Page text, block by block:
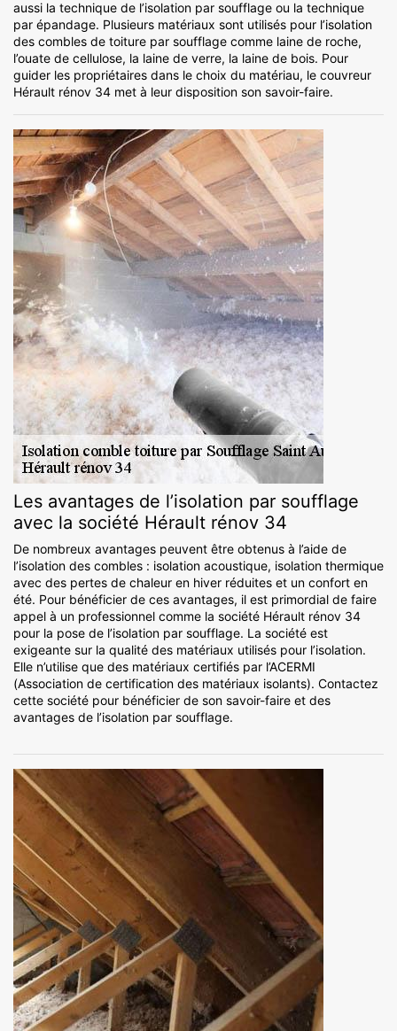
aussi la technique de l’isolation par soufflage ou la technique
par épandage. Plusieurs matériaux sont utilisés pour l’isolation
des combles de toiture par soufflage comme laine de roche,
l’ouate de cellulose, la laine de verre, la laine de bois. Pour
guider les propriétaires dans le choix du matériau, le couvreur
Hérault rénov 34 met à leur disposition son savoir-faire.
Les avantages de l’isolation par soufflage
avec la société Hérault rénov 34
De nombreux avantages peuvent être obtenus à l’aide de
l’isolation des combles : isolation acoustique, isolation thermique
avec des pertes de chaleur en hiver réduites et un confort en
été. Pour bénéficier de ces avantages, il est primordial de faire
appel à un professionnel comme la société Hérault rénov 34
pour la pose de l’isolation par soufflage. La société est
exigeante sur la qualité des matériaux utilisés pour l’isolation.
Elle n’utilise que des matériaux certifiés par l’ACERMI
(Association de certification des matériaux isolants). Contactez
cette société pour bénéficier de son savoir-faire et des
avantages de l’isolation par soufflage.